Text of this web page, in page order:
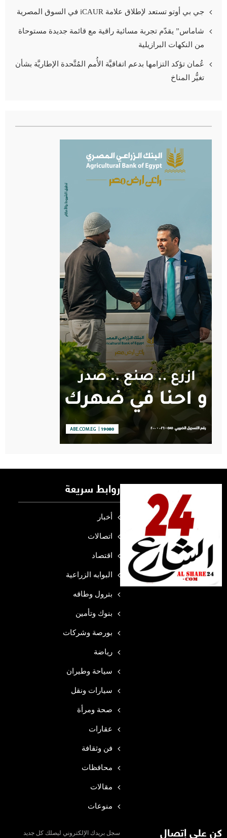
جي بي أوتو تستعد لإطلاق علامة iCAUR في السوق المصرية
شاماس” يقدّم تجربة مسائية راقية مع قائمة جديدة مستوحاة
من النكهات البرازيلية
عُمان تؤكد التزامها بدعم اتفاقيَّة الأُمم المُتَّحدة الإطاريَّة بشأن
تغيُّر المناخ
روابط سريعة
أخبار
اتصالات
اقتصاد
البوابه الزراعية
بترول وطاقه
بنوك وتأمين
بورصة وشركات
رياضة
سياحة وطيران
سيارات ونقل
صحة ومرأة
عقارات
فن وثقافة
محافظات
مقالات
منوعات
كن على إتصال سجل بريدك الإلكتروني ليصلك كل جديد